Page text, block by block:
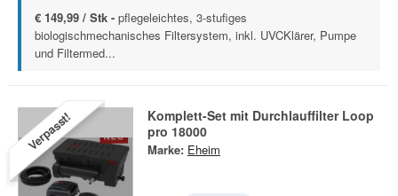
€ 149,99 / Stk - pflegeleichtes, 3-stufiges
biologischmechanisches Filtersystem, inkl. UVCKlärer, Pumpe
und Filtermed...
Verpasst!
Komplett-Set mit Durchlauffilter Loop
pro 18000
Marke: Eheim